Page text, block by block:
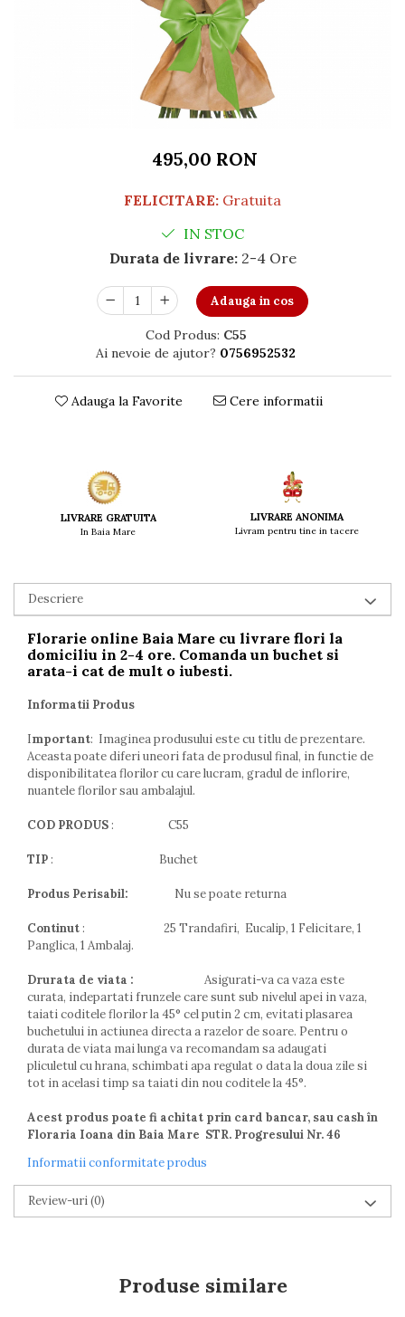
495,00 RON
FELICITARE: Gratuita
IN STOC
Durata de livrare:2-4 Ore
Adauga in cos
Cod Produs: C55
Ai nevoie de ajutor? 0756952532
Adauga la Favorite Cere informatii
LIVRARE GRATUITA
In Baia Mare
LIVRARE ANONIMA
Livram pentru tine in tacere
Descriere
Florarie online Baia Mare cu livrare flori la
domiciliu in 2-4 ore. Comanda un buchet si
arata-i cat de mult o iubesti.
Informatii Produs
Important: Imaginea produsului este cu titlu de prezentare.
Aceasta poate diferi uneori fata de produsul final, in functie de
disponibilitatea florilor cu care lucram, gradul de inflorire,
nuantele florilor sau ambalajul.
COD PRODUS : C55
TIP : Buchet
Produs Perisabil: Nu se poate returna
Continut : 25 Trandafiri, Eucalip, 1 Felicitare, 1
Panglica, 1 Ambalaj.
Drurata de viata :
Asigurati-va ca vaza este
curata, indepartati frunzele care sunt sub nivelul apei in vaza,
taiati coditele florilor la 45° cel putin 2 cm, evitati plasarea
buchetului in actiunea directa a razelor de soare. Pentru o
durata de viata mai lunga va recomandam sa adaugati
pliculetul cu hrana, schimbati apa regulat o data la doua zile si
tot in acelasi timp sa taiati din nou coditele la 45°.
Acest produs poate fi achitat prin card bancar, sau cash în
Floraria Ioana din Baia Mare STR. Progresului Nr. 46
Informatii conformitate produs
Review-uri(0)
Produse similare